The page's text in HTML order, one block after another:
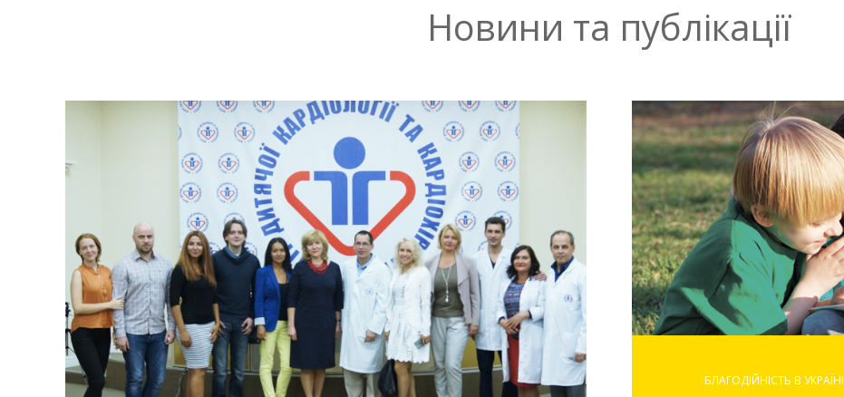
Новини та публікації
БЛАГОДІЙНІСТЬ В УКРАЇНІ